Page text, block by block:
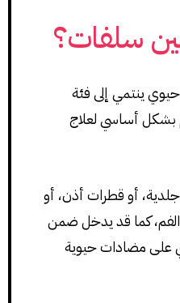
سلفات؟
ينتمي إلى فئة
بشكل أساسي لعلاج
أو قطرات أذن، أو
كما قد يدخل ضمن
على مضادات حيوية